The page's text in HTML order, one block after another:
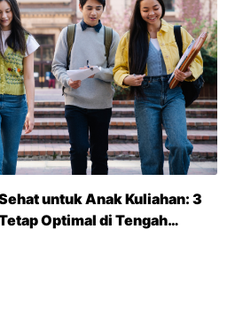
untuk Anak Kuliahan: 3
Optimal di Tengah